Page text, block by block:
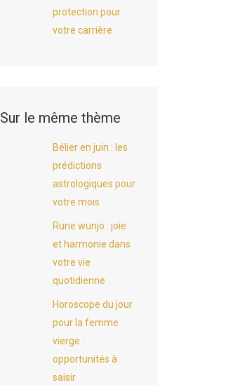
protection pour
votre carrière
Sur le même thème
Bélier en juin : les
prédictions
astrologiques pour
votre mois
Rune wunjo : joie
et harmonie dans
votre vie
quotidienne
Horoscope du jour
pour la femme
vierge :
opportunités à
saisir